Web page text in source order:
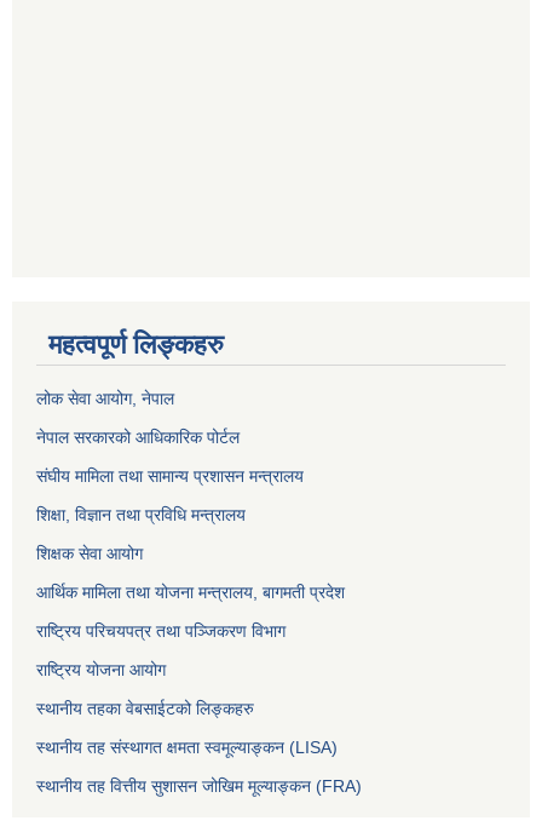
महत्वपूर्ण लिङ्कहरु
लोक सेवा आयोग, नेपाल
नेपाल सरकारको आधिकारिक पोर्टल
संघीय मामिला तथा सामान्य प्रशासन मन्त्रालय
शिक्षा, विज्ञान तथा प्रविधि मन्त्रालय
शिक्षक सेवा आयोग
आर्थिक मामिला तथा योजना मन्त्रालय, बागमती प्रदेश
राष्ट्रिय परिचयपत्र तथा पञ्जिकरण विभाग
राष्ट्रिय योजना आयोग
स्थानीय तहका वेबसाईटको लिङ्कहरु
स्थानीय तह संस्थागत क्षमता स्वमूल्याङ्कन (LISA)
स्थानीय तह वित्तीय सुशासन जोखिम मूल्याङ्कन (FRA)